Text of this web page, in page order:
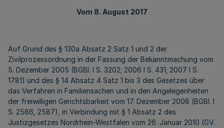
Vom 8. August 2017
Auf Grund des § 130a Absatz 2 Satz 1 und 2 der
Zivilprozessordnung in der Fassung der Bekanntmachung vom
5. Dezember 2005 (BGBl. I S. 3202; 2006 I S. 431; 2007 I S.
1781) und des § 14 Absatz 4 Satz 1 bis 3 des Gesetzes über
das Verfahren in Familiensachen und in den Angelegenheiten
der freiwilligen Gerichtsbarkeit vom 17. Dezember 2008 (BGBl. I
S. 2586, 2587), in Verbindung mit § 1 Absatz 2 des
Justizgesetzes Nordrhein-Westfalen vom 26. Januar 2010 (GV.